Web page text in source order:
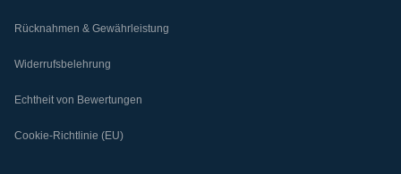
Rücknahmen & Gewährleistung
Widerrufsbelehrung
Echtheit von Bewertungen
Cookie-Richtlinie (EU)